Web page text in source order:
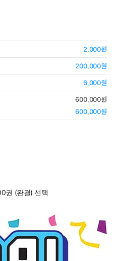
2,000원
200,000원
6,000원
600,000원
600,000원
권 (완결) 선택